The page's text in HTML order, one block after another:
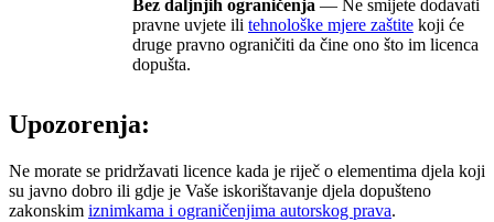
Bez daljnjih ograničenja — Ne smijete dodavati
pravne uvjete ili tehnološke mjere zaštite koji će
druge pravno ograničiti da čine ono što im licenca
dopušta.
Upozorenja:
Ne morate se pridržavati licence kada je riječ o elementima djela koji
su javno dobro ili gdje je Vaše iskorištavanje djela dopušteno
zakonskim iznimkama i ograničenjima autorskog prava.